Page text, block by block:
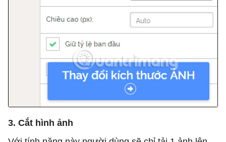
3. Cắt hình ảnh